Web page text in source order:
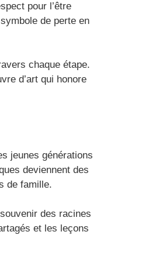
pour l’être
de perte en
chaque étape.
d’art qui honore
jeunes générations
deviennent des
de famille.
des racines
et les leçons